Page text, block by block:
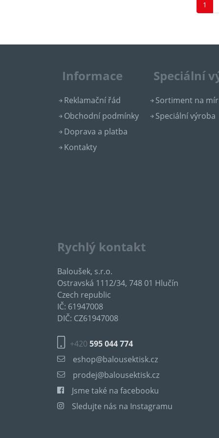
1
Informace
Reklamační řád
Obchodní podmínky
Doprava a platba
Kontakty
Speciální
Sortiment na
Speciální výroba
Rychlý kontakt
Baloušek, s.r.o.
Ostravská 1112/34, 748 01 Hlučín
Czech republic
IČ: 61947008
DIČ: CZ61947008
+420 595 044 774
eshop@balousektisk.cz
prodej@balousektisk.cz
Jsme také na facebooku
Sledujte nás na Instagramu